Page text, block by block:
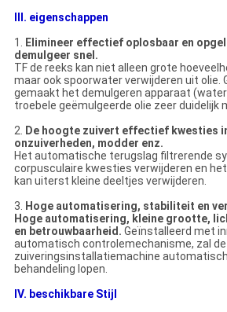
III. eigenschappen
1. Elimineer effectief oplosbaar en
demulgeer snel.
TF de reeks kan niet alleen grote
maar ook spoorwater verwijderen uit olie.
gemaakt het demulgeren apparaat
troebele geëmulgeerde olie zeer duidelijk
2. De hoogte zuivert effectief kwesties
onzuiverheden, modder enz.
Het automatische terugslag filtrerende
corpusculaire kwesties verwijderen en
kan uiterst kleine deeltjes verwijderen.
3. Hoge automatisering, stabiliteit en
Hoge automatisering, kleine grootte,
en betrouwbaarheid. Geïnstalleerd met
automatisch controlemechanisme, zal de
zuiveringsinstallatiemachine
behandeling lopen.
IV. beschikbare Stijl